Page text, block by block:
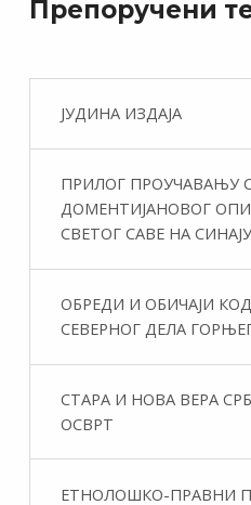
Препоручени
ЈУДИНА ИЗДАЈА
ПРИЛОГ ПРОУЧАВАЊУ
ДОМЕНТИЈАНОВОГ
СВЕТОГ САВЕ НА
ОБРЕДИ И ОБИЧАЈИ
СЕВЕРНОГ ДЕЛА
СТАРА И НОВА ВЕРА
ОСВРТ
ЕТНОЛОШКО-ПРАВНИ